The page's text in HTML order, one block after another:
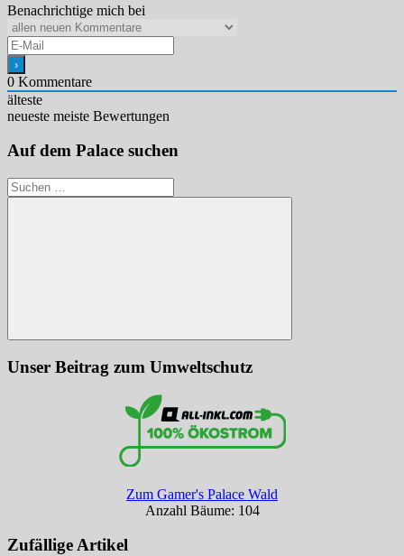
Benachrichtige mich bei
0 Kommentare
älteste
neueste meiste Bewertungen
Auf dem Palace suchen
Suchen
nach:
Suchen
Unser Beitrag zum Umweltschutz
Zum Gamer's Palace Wald
Anzahl Bäume: 104
Zufällige Artikel